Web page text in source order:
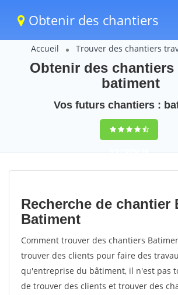
Obtenir des chantiers
Accueil Trouver des chantiers
Obtenir des chantiers
batiment
Vos futurs chantiers :
9,5(100%)78
votes
Recherche de chantier
Batiment
Comment trouver des chantiers
trouver des clients pour faire des
qu'entreprise du bâtiment, il n'est pas
de trouver des clients et trouver des